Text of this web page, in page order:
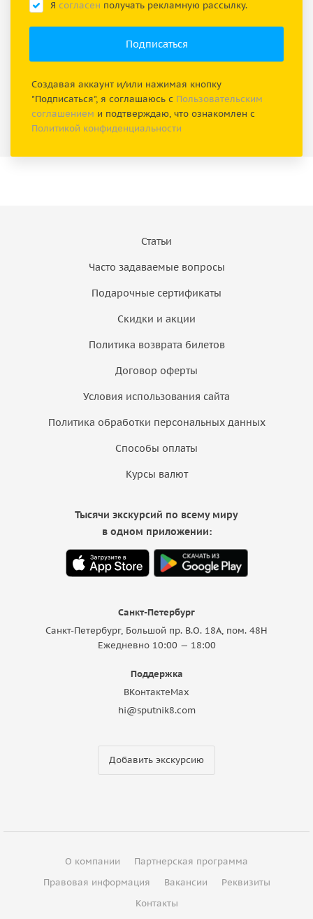
Я согласен получать рекламную рассылку.
Создавая аккаунт и/или нажимая кнопку
"Подписаться", я соглашаюсь с Пользовательским
соглашением и подтверждаю, что ознакомлен с
Политикой конфиденциальности
Статьи
Часто задаваемые вопросы
Подарочные сертификаты
Скидки и акции
Политика возврата билетов
Договор оферты
Условия использования сайта
Политика обработки персональных данных
Способы оплаты
Курсы валют
Санкт-Петербург
Санкт-Петербург, Большой пр. В.О. 18A, пом. 48Н
Ежедневно 10:00 — 18:00
Поддержка
ВКонтактеMax
hi@sputnik8.com
Добавить экскурсию
Тысячи экскурсий по всему миру
в одном приложении:
О компании
Партнерская программа
Правовая информация
Вакансии
Реквизиты
Контакты